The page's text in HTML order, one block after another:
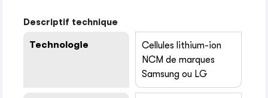
Descriptif technique
Technologie
Cellules lithium-ion
NCM de marques
Samsung ou LG